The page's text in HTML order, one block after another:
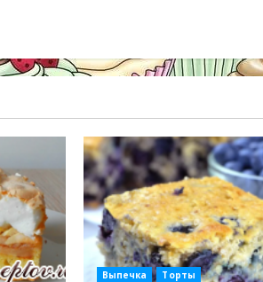
Выпечка Торты